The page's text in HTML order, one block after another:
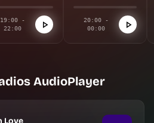
19:00 -
22:00
20:00 -
00:00
AudioPlayer
Love